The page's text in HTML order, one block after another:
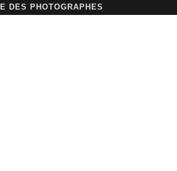
DES PHOTOGRAPHES